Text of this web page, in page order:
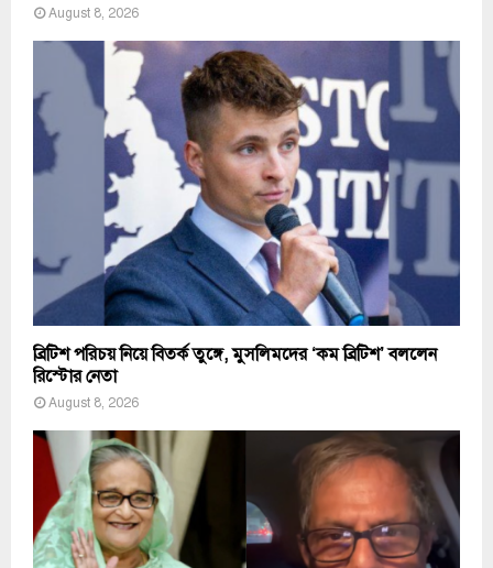
August 8, 2026
ব্রিটিশ পরিচয় নিয়ে বিতর্ক তুঙ্গে, মুসলিমদের ‘কম ব্রিটিশ’ বললেন
রিস্টোর নেতা
August 8, 2026